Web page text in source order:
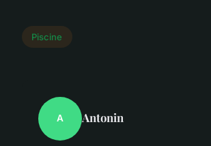
Piscine
A Antonin